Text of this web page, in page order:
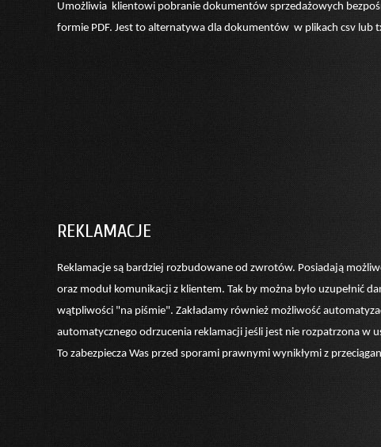
Umożliwia klientowi pobranie dokumentów sprzedażowych
formie PDF. Jest to alternatywa dla dokumentów w plikach csv lub
REKLAMACJE
Reklamacje są bardziej rozbudowane od zwrotów. Posiadają
oraz moduł komunikacji z klientem. Tak by można było uzupełnić
wątpliwości "na piśmie". Zakładamy również możliwość
automatycznego odrzucenia reklamacji jeśli jest nie rozpatrzona w
To zabezpiecza Was przed sporami prawnymi wynikłymi z